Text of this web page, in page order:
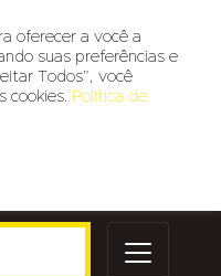
oferecer a você a
suas preferências e
Todos”, você
cookies. Política de